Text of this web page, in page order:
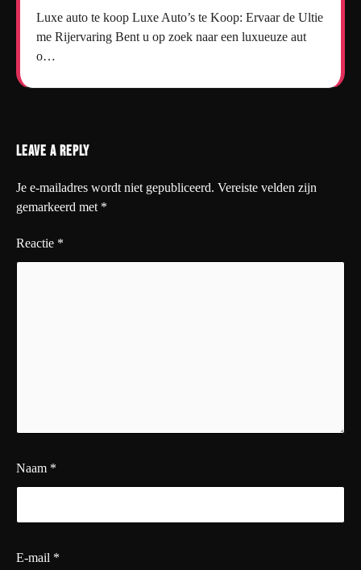
Luxe auto te koop Luxe Auto’s te Koop: Ervaar de Ultie
me Rijervaring Bent u op zoek naar een luxueuze aut
o…
Leave a Reply
Je e-mailadres wordt niet gepubliceerd. Vereiste velden zijn
gemarkeerd met *
Reactie *
Naam *
E-mail *